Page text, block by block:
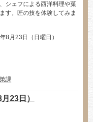
シェフによる西洋料理や菓
す。匠の技を体験してみま
8月23日（日曜日）
課
23日）